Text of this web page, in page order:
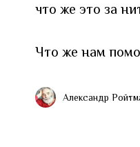
что же это за
Что же нам
Александр